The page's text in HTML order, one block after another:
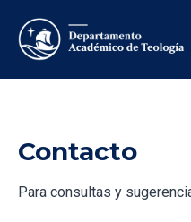
Contacto
Para consultas y